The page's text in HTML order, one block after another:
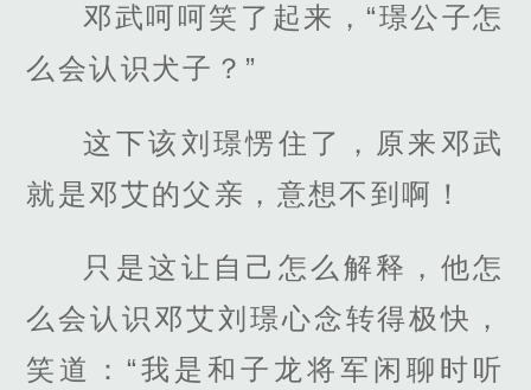
邓武呵呵笑了起来，“璟公子怎
么会认识犬子？”
这下该刘璟愣住了，原来邓武
就是邓艾的父亲，意想不到啊！
只是这让自己怎么解释，他怎
么会认识邓艾刘璟心念转得极快，
笑道：“我是和子龙将军闲聊时听